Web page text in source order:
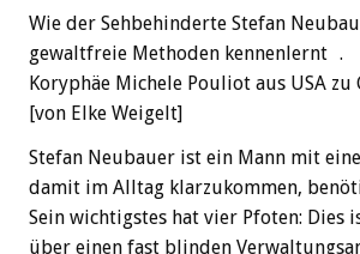
Wie der Sehbehinderte Stefan
gewaltfreie Methoden kennenlernt .
Koryphäe Michele Pouliot aus USA zu
[von Elke Weigelt]
Stefan Neubauer ist ein Mann mit
damit im Alltag klarzukommen,
Sein wichtigstes hat vier Pfoten: Dies
über einen fast blinden